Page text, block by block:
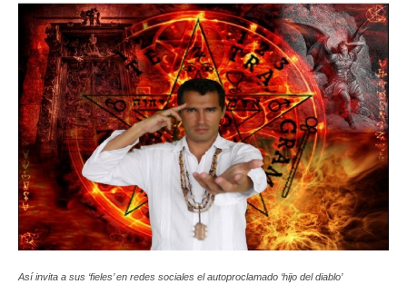
Así invita a sus ‘fieles’ en redes sociales el autoproclamado ‘hijo del diablo’